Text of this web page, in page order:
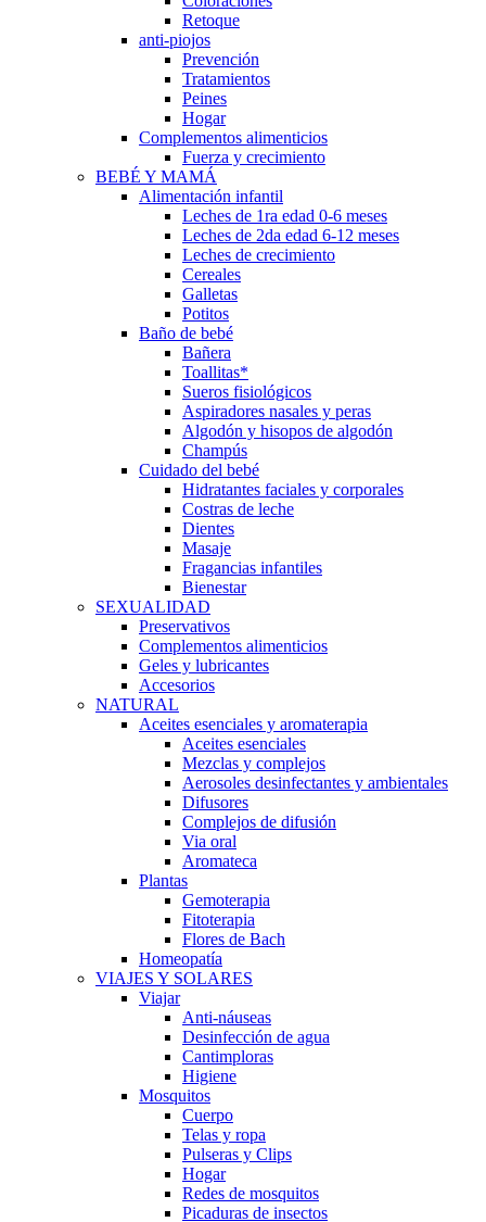
Retoque
anti-piojos
Prevención
Tratamientos
Peines
Hogar
Complementos alimenticios
Fuerza y crecimiento
BEBÉ Y MAMÁ
Alimentación infantil
Leches de 1ra edad 0-6 meses
Leches de 2da edad 6-12 meses
Leches de crecimiento
Cereales
Galletas
Potitos
Baño de bebé
Bañera
Toallitas*
Sueros fisiológicos
Aspiradores nasales y peras
Algodón y hisopos de algodón
Champús
Cuidado del bebé
Hidratantes faciales y corporales
Costras de leche
Dientes
Masaje
Fragancias infantiles
Bienestar
SEXUALIDAD
Preservativos
Complementos alimenticios
Geles y lubricantes
Accesorios
NATURAL
Aceites esenciales y aromaterapia
Aceites esenciales
Mezclas y complejos
Aerosoles desinfectantes y ambientales
Difusores
Complejos de difusión
Via oral
Aromateca
Plantas
Gemoterapia
Fitoterapia
Flores de Bach
Homeopatía
VIAJES Y SOLARES
Viajar
Anti-náuseas
Desinfección de agua
Cantimploras
Higiene
Mosquitos
Cuerpo
Telas y ropa
Pulseras y Clips
Hogar
Redes de mosquitos
Picaduras de insectos